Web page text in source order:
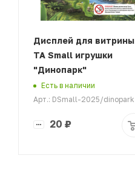
Дисплей для витрины
ТА Small игрушки
"Динопарк"
Есть в наличии
Арт.: DSmall-2025/dinopark
20 ₽